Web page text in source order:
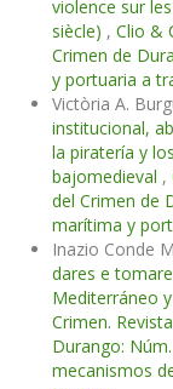
violence sur
siècle) , Clio &
Crimen de
y portuaria a
Victòria A.
institucional,
la piratería y
bajomedieval ,
del Crimen de
marítima y
Inazio Conde
dares e
Mediterráneo
Crimen.
Durango:
mecanismos